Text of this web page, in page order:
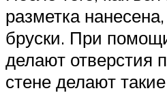
разметка
бруски. При
делают отверстия
стене делают